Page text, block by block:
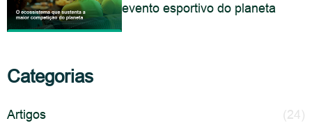
evento esportivo do planeta
Categorias
Artigos
(24)